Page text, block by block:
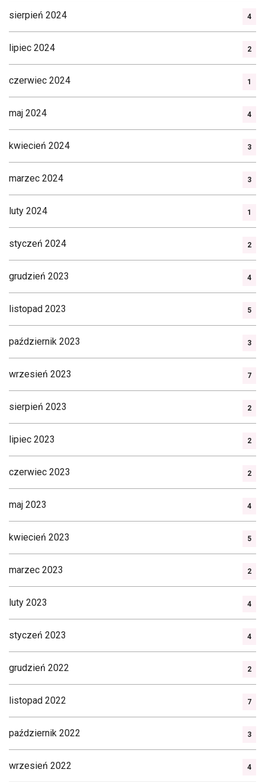
sierpień 2024 4
lipiec 2024 2
czerwiec 2024 1
maj 2024 4
kwiecień 2024 3
marzec 2024 3
luty 2024 1
styczeń 2024 2
grudzień 2023 4
listopad 2023 5
październik 2023 3
wrzesień 2023 7
sierpień 2023 2
lipiec 2023 2
czerwiec 2023 2
maj 2023 4
kwiecień 2023 5
marzec 2023 2
luty 2023 4
styczeń 2023 4
grudzień 2022 2
listopad 2022 7
październik 2022 3
wrzesień 2022 4